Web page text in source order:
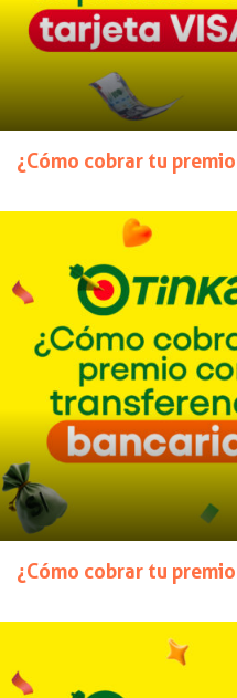
¿Cómo cobrar tu
¿Cómo cobrar tu